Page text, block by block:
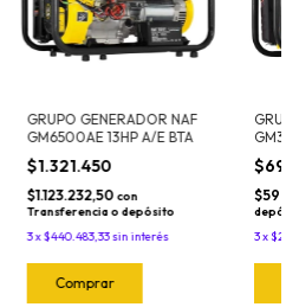
GRUPO GENERADOR NAF
GM6500AE 13HP A/E BTA
$1.321.450
$1.123.232,50 con
Transferencia o depósito
3x$440.483,33sin interés
3x